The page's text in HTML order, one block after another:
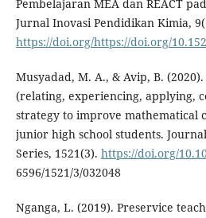
Pembelajaran MEA dan REACT
Jurnal Inovasi Pendidikan Kimia,
https://doi.org/https://doi.org/
Musyadad, M. A., & Avip, B.
(relating, experiencing, applying,
strategy to improve mathematical
junior high school students.
Series, 1521(3). https://doi.org/
6596/1521/3/032048
Nganga, L. (2019). Preservice